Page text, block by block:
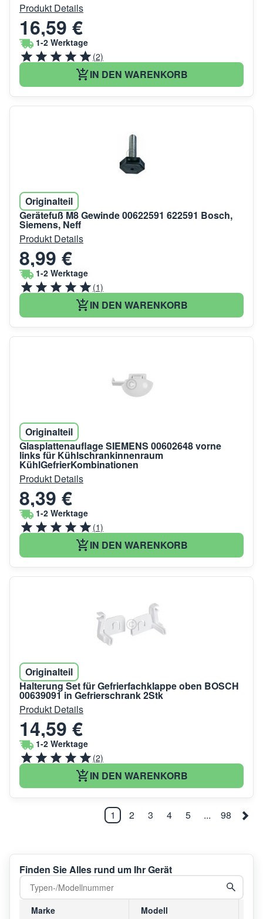
Produkt Details
16,59 €
1-2 Werktage
(2)
IN DEN WARENKORB
Originalteil
Gerätefuß M8 Gewinde 00622591 622591 Bosch,
Siemens, Neff
Produkt Details
8,99 €
1-2 Werktage
(1)
IN DEN WARENKORB
Originalteil
Glasplattenauflage SIEMENS 00602648 vorne
links für Kühlschrankinnenraum
KühlGefrierKombinationen
Produkt Details
8,39 €
1-2 Werktage
(1)
IN DEN WARENKORB
Originalteil
Halterung Set für Gefrierfachklappe oben BOSCH
00639091 in Gefrierschrank 2Stk
Produkt Details
14,59 €
1-2 Werktage
(2)
IN DEN WARENKORB
1 2 3 4 5 ... 98
Finden Sie Alles rund um Ihr Gerät
Marke Modell